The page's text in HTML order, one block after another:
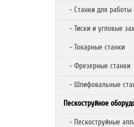
- Станки для работы
- Тиски и угловые
- Токарные станки
- Фрезерные станки
- Шлифовальные
Пескоструйное
- Пескоструйные